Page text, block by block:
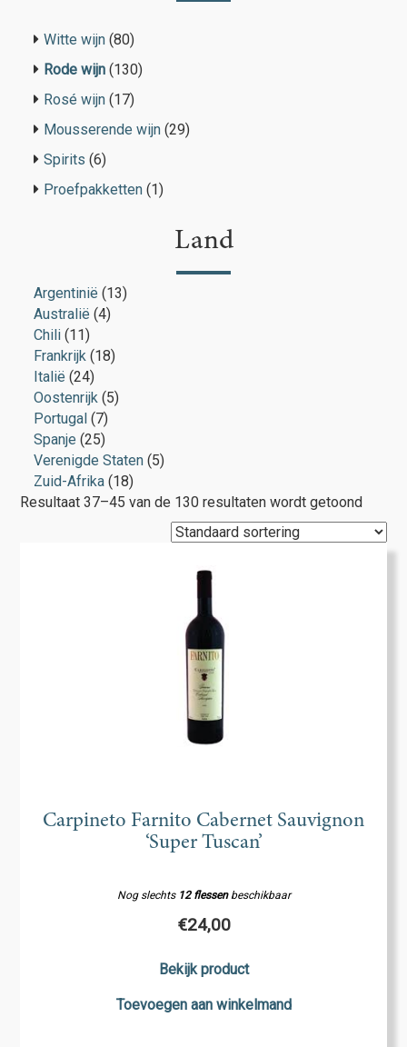
Witte wijn (80)
Rode wijn (130)
Rosé wijn (17)
Mousserende wijn (29)
Spirits (6)
Proefpakketten (1)
Land
Argentinië (13)
Australië (4)
Chili (11)
Frankrijk (18)
Italië (24)
Oostenrijk (5)
Portugal (7)
Spanje (25)
Verenigde Staten (5)
Zuid-Afrika (18)
Resultaat 37–45 van de 130 resultaten wordt getoond
Carpineto Farnito Cabernet Sauvignon
‘Super Tuscan’
Nog slechts 12 flessenbeschikbaar
€24,00
Bekijk product
Toevoegen aan winkelmand